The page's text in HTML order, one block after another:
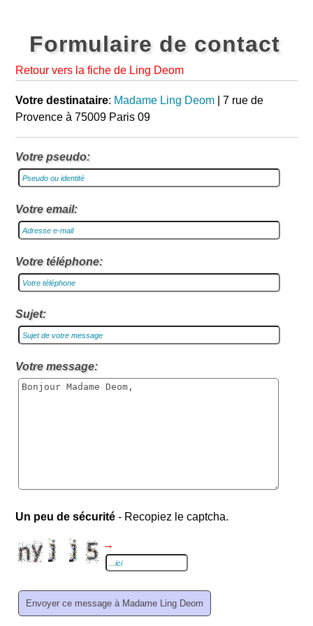
Formulaire de contact
Retour vers la fiche de Ling Deom
Votre destinataire: Madame Ling Deom | 7 rue de
Provence à 75009 Paris 09
Votre pseudo:
Votre email:
Votre téléphone:
Sujet:
Votre message:
Un peu de sécurité - Recopiez le captcha.
→